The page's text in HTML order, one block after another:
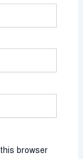
browser